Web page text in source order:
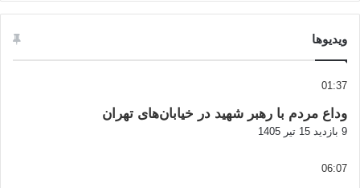
ویدیوها
01:37
وداع مردم با رهبر شهید در خیابان‌های تهران
9 بازدید 15 تیر 1405
06:07